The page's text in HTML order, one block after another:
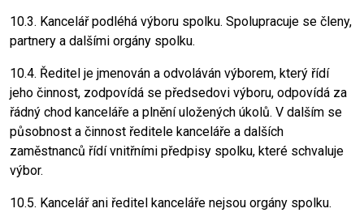
10.3. Kancelář podléhá výboru spolku. Spolupracuje se členy,
partnery a dalšími orgány spolku.
10.4. Ředitel je jmenován a odvoláván výborem, který řídí
jeho činnost, zodpovídá se předsedovi výboru, odpovídá za
řádný chod kanceláře a plnění uložených úkolů. V dalším se
působnost a činnost ředitele kanceláře a dalších
zaměstnanců řídí vnitřními předpisy spolku, které schvaluje
výbor.
10.5. Kancelář ani ředitel kanceláře nejsou orgány spolku.